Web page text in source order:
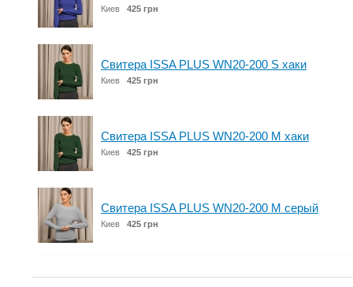
Киев 425 грн
Свитера ISSA PLUS WN20-200 S хаки
Киев 425 грн
Свитера ISSA PLUS WN20-200 M хаки
Киев 425 грн
Свитера ISSA PLUS WN20-200 M серый
Киев 425 грн